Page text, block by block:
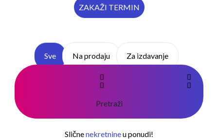
Sve Na prodaju Za izdavanje
Pretraži
Sličnenekretnineu ponudi!